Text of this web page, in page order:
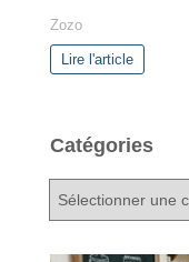
Zozo
Lire l'article
Catégories
C
t